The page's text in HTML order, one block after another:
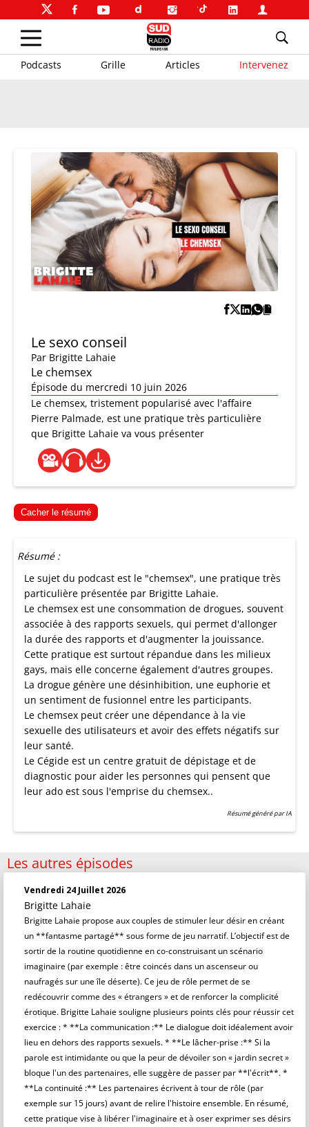
Podcasts Grille Articles Intervenez
Le sexo conseil
Par Brigitte Lahaie
Le chemsex
Épisode du mercredi 10 juin 2026
Le chemsex, tristement popularisé avec l'affaire
Pierre Palmade, est une pratique très particulière
que Brigitte Lahaie va vous présenter
Cacher le résumé
Résumé :
Le sujet du podcast est le "chemsex", une pratique très
particulière présentée par Brigitte Lahaie.
Le chemsex est une consommation de drogues, souvent
associée à des rapports sexuels, qui permet d'allonger
la durée des rapports et d'augmenter la jouissance.
Cette pratique est surtout répandue dans les milieux
gays, mais elle concerne également d'autres groupes.
La drogue génère une désinhibition, une euphorie et
un sentiment de fusionnel entre les participants.
Le chemsex peut créer une dépendance à la vie
sexuelle des utilisateurs et avoir des effets négatifs sur
leur santé.
Le Cégide est un centre gratuit de dépistage et de
diagnostic pour aider les personnes qui pensent que
leur ado est sous l'emprise du chemsex..
Résumé généré par IA
Les autres épisodes
Vendredi 24 Juillet 2026
Brigitte Lahaie
Brigitte Lahaie propose aux couples de stimuler leur désir en créant
un **fantasme partagé** sous forme de jeu narratif. L’objectif est de
sortir de la routine quotidienne en co-construisant un scénario
imaginaire (par exemple : être coincés dans un ascenseur ou
naufragés sur une île déserte). Ce jeu de rôle permet de se
redécouvrir comme des « étrangers » et de renforcer la complicité
érotique. Brigitte Lahaie souligne plusieurs points clés pour réussir cet
exercice : * **La communication :** Le dialogue doit idéalement avoir
lieu en dehors des rapports sexuels. * **Le lâcher-prise :** Si la
parole est intimidante ou que la peur de dévoiler son « jardin secret »
bloque l'un des partenaires, elle suggère de passer par **l'écrit**. *
**La continuité :** Les partenaires écrivent à tour de rôle (par
exemple sur 15 jours) avant de relire l'histoire ensemble. En résumé,
cette pratique vise à libérer l'imaginaire et à oser exprimer ses désirs